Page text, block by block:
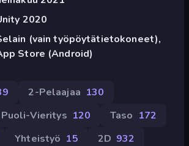
2020
(vain työpöytätietokoneet),
Store (Android)
2-Pelaajaa 130
Puoli-Vieritys 120 Taso 172
Yhteistyö 15 2D 932